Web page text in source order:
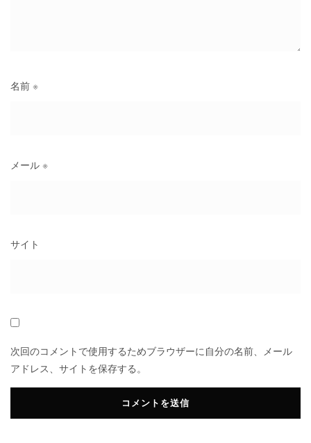
名前 ※
メール ※
サイト
次回のコメントで使用するためブラウザーに自分の名前、メール
アドレス、サイトを保存する。